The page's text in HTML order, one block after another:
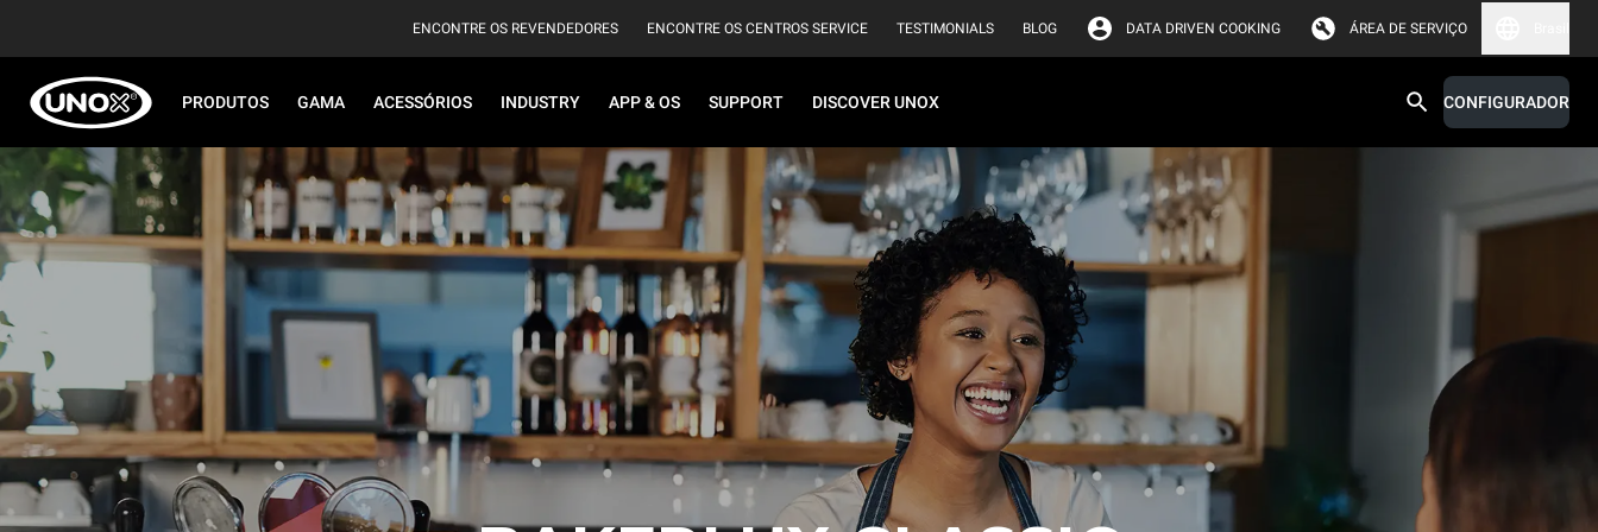
ENCONTRE OS REVENDEDORES ENCONTRE OS CENTROS SERVICE TESTIMONIALS BLOG DATA DRIVEN COOKING ÁREA DE SERVIÇO
PRODUTOS GAMA ACESSÓRIOS INDUSTRY APP & OS SUPPORT DISCOVER UNOX CONFIGURADOR